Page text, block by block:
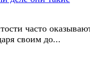
часто
своим до...